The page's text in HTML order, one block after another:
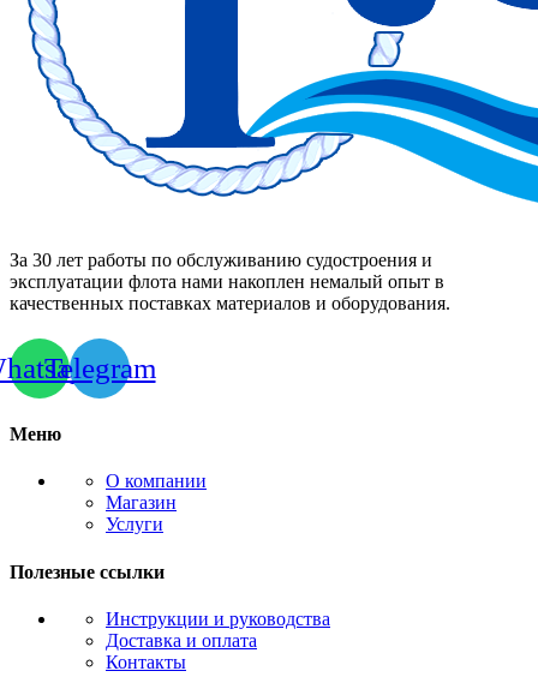
За 30 лет работы по обслуживанию судостроения и
эксплуатации флота нами накоплен немалый опыт в
качественных поставках материалов и оборудования.
Telegram
Меню
О компании
Магазин
Услуги
Полезные ссылки
Инструкции и руководства
Доставка и оплата
Контакты